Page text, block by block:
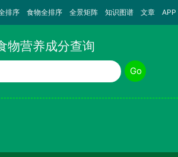
排序 食物全排序 全景矩阵 知识图谱 文章 APP
物营养成分查询
Go